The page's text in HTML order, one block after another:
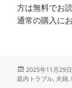
方は無料でお
通常の購入に
投
稿
2025年11月29日
庭内トラブル, 夫婦,